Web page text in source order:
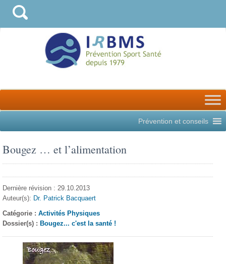
Prévention et conseils
Bougez … et l’alimentation
Dernière révision : 29.10.2013
Auteur(s): Dr. Patrick Bacquaert
Catégorie :Activités Physiques
Dossier(s) : Bougez... c'est la santé !